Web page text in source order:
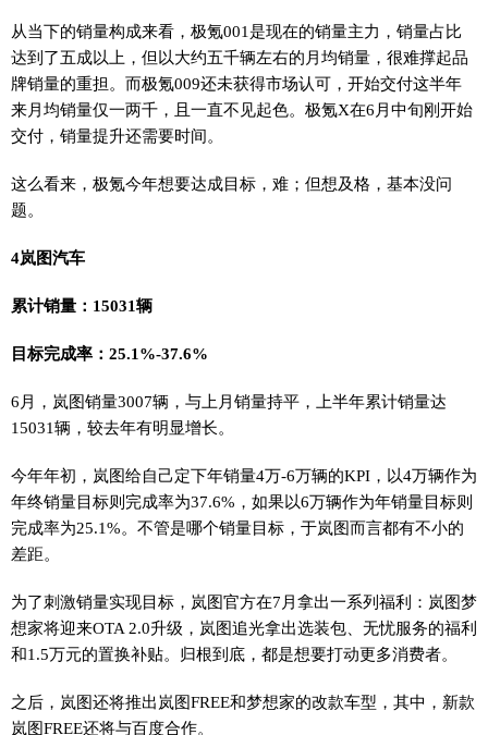
从当下的销量构成来看，极氪001是现在的销量主力，销量占比
达到了五成以上，但以大约五千辆左右的月均销量，很难撑起品
牌销量的重担。而极氪009还未获得市场认可，开始交付这半年
来月均销量仅一两千，且一直不见起色。极氪X在6月中旬刚开始
交付，销量提升还需要时间。
这么看来，极氪今年想要达成目标，难；但想及格，基本没问
题。
4岚图汽车
累计销量：15031辆
目标完成率：25.1%-37.6%
6月，岚图销量3007辆，与上月销量持平，上半年累计销量达
15031辆，较去年有明显增长。
今年年初，岚图给自己定下年销量4万-6万辆的KPI，以4万辆作为
年终销量目标则完成率为37.6%，如果以6万辆作为年销量目标则
完成率为25.1%。不管是哪个销量目标，于岚图而言都有不小的
差距。
为了刺激销量实现目标，岚图官方在7月拿出一系列福利：岚图梦
想家将迎来OTA 2.0升级，岚图追光拿出选装包、无忧服务的福利
和1.5万元的置换补贴。归根到底，都是想要打动更多消费者。
之后，岚图还将推出岚图FREE和梦想家的改款车型，其中，新款
岚图FREE还将与百度合作。